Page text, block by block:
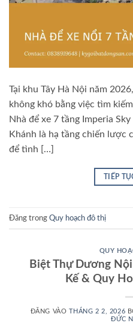
Tại khu Tây Hà Nội năm
không khó bằng việc tìm
Nhà để xe 7 tầng Imperia
Khánh là hạ tầng chiến lược
để tình […]
TIẾP
Đăng trong Quy hoạch đô thị
QUY
Biệt Thự Dương
Kế & Quy
ĐĂNG VÀO THÁNG 2 2, 2026
ĐỨC